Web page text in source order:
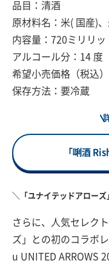
品目：清酒
原材料名：米( 国産)
内容量：720ミリリッ
アルコール分：14 度
希望小売価格（税込
保存方法：要冷蔵
「唎酒
＼「ユナイテッドアロー
さらに、人気セレク
ズ」との初のコラボ
u UNITED ARROWS